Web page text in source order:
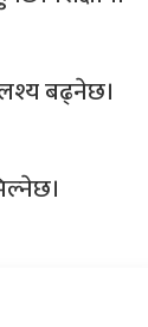
बढ्नेछ।